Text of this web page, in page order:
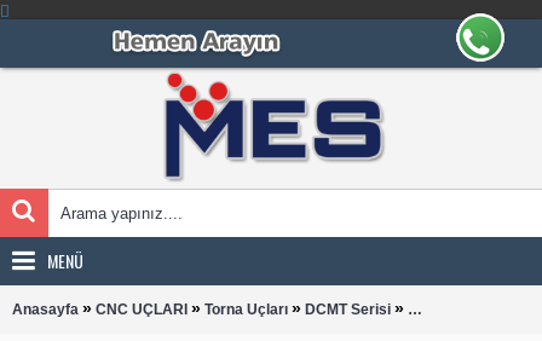
MENÜ
Anasayfa » CNC UÇLARI » Torna Uçları » DCMT Serisi » DCMT 070204-PM